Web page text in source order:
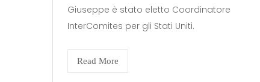
Giuseppe è stato eletto Coordinatore
InterComites per gli Stati Uniti.
Read More